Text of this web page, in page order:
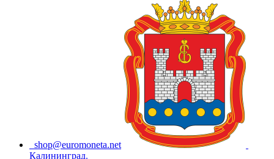
shop@euromoneta.net
Калининград.